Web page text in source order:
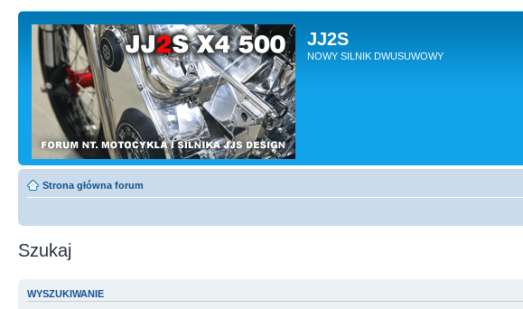
JJ2S
NOWY SILNIK DWUSUWOWY
Strona główna forum
Szukaj
WYSZUKIWANIE